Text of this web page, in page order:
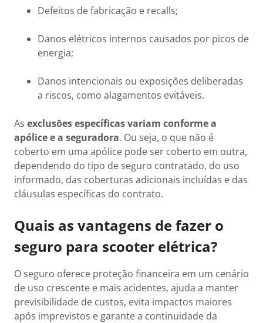
Defeitos de fabricação e recalls;
Danos elétricos internos causados por picos de
energia;
Danos intencionais ou exposições deliberadas
a riscos, como alagamentos evitáveis.
As exclusões específicas variam conforme a
apólice e a seguradora. Ou seja, o que não é
coberto em uma apólice pode ser coberto em outra,
dependendo do tipo de seguro contratado, do uso
informado, das coberturas adicionais incluídas e das
cláusulas específicas do contrato.
Quais as vantagens de fazer o
seguro para scooter elétrica?
O seguro oferece proteção financeira em um cenário
de uso crescente e mais acidentes, ajuda a manter
previsibilidade de custos, evita impactos maiores
após imprevistos e garante a continuidade da